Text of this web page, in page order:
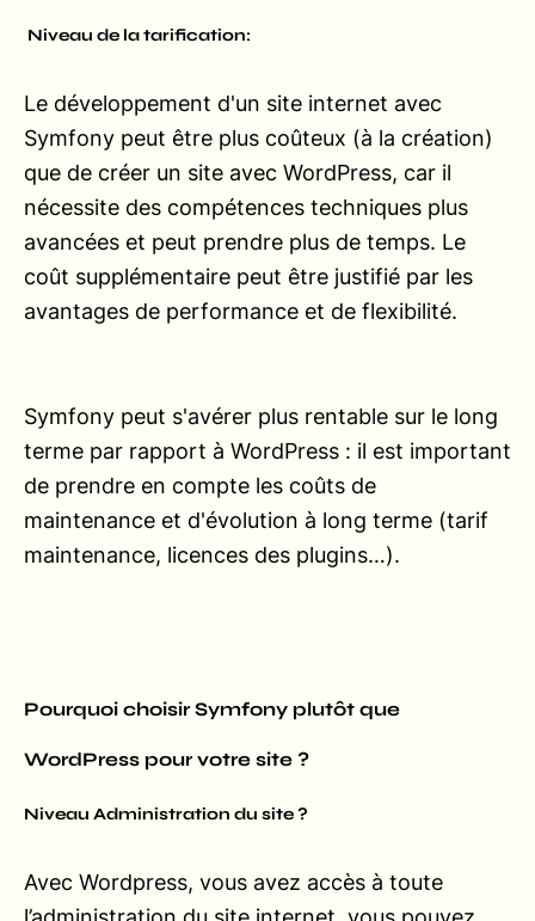
Niveau de la tarification:
Le développement d'un site internet avec
Symfony peut être plus coûteux (à la création)
que de créer un site avec WordPress, car il
nécessite des compétences techniques plus
avancées et peut prendre plus de temps. Le
coût supplémentaire peut être justifié par les
avantages de performance et de flexibilité.
Symfony peut s'avérer plus rentable sur le long
terme par rapport à WordPress : il est important
de prendre en compte les coûts de
maintenance et d'évolution à long terme (tarif
maintenance, licences des plugins…).
Pourquoi choisir Symfony plutôt que
WordPress pour votre site ?
Niveau Administration du site ?
Avec Wordpress, vous avez accès à toute